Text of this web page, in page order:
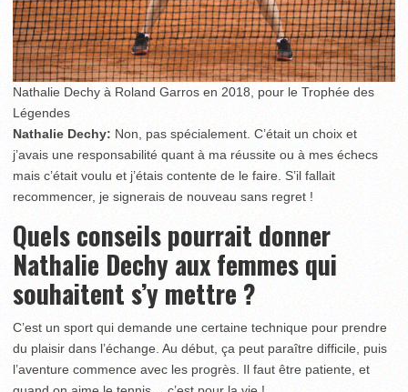
Nathalie Dechy à Roland Garros en 2018, pour le Trophée des
Légendes
Nathalie Dechy: Non, pas spécialement. C’était un choix et
j’avais une responsabilité quant à ma réussite ou à mes échecs
mais c’était voulu et j’étais contente de le faire. S’il fallait
recommencer, je signerais de nouveau sans regret !
Quels conseils pourrait donner
Nathalie Dechy aux femmes qui
souhaitent s’y mettre ?
C’est un sport qui demande une certaine technique pour prendre
du plaisir dans l’échange. Au début, ça peut paraître difficile, puis
l’aventure commence avec les progrès. Il faut être patiente, et